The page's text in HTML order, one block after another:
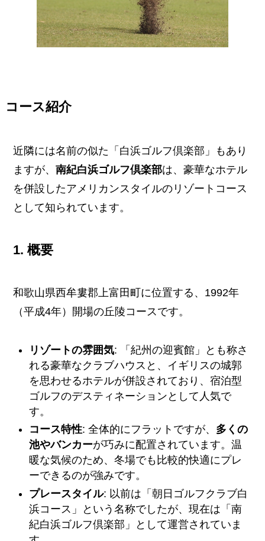
コース紹介
近隣には名前の似た「白浜ゴルフ倶楽部」もあり
ますが、南紀白浜ゴルフ倶楽部は、豪華なホテル
を併設したアメリカンスタイルのリゾートコース
として知られています。
1. 概要
和歌山県西牟婁郡上富田町に位置する、1992年
（平成4年）開場の丘陵コースです。
リゾートの雰囲気: 「紀州の迎賓館」とも称さ
れる豪華なクラブハウスと、イギリスの城郭
を思わせるホテルが併設されており、宿泊型
ゴルフのデスティネーションとして人気で
す。
コース特性: 全体的にフラットですが、 多くの
池やバンカーが巧みに配置されています。温
暖な気候のため、冬場でも比較的快適にプレ
ーできるのが強みです。
プレースタイル: 以前は「朝日ゴルフクラブ白
浜コース」という名称でしたが、現在は「南
紀白浜ゴルフ倶楽部」として運営されていま